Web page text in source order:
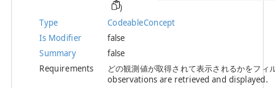
)
Type
CodeableConcept
Is Modifier
false
Summary
false
Requirements
どの観測値が取得されて表示されるかをフ
observations are retrieved and displayed.